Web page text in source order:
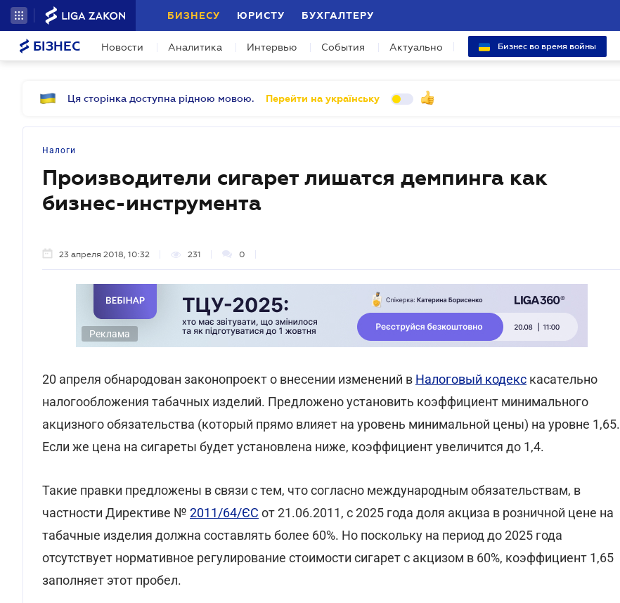
БИЗНЕСУ ЮРИСТУ БУХГАЛТЕРУ
БІЗНЕС Новости Аналитика Интервью События Актуально Бизнес во время войны
Ця сторінка доступна рідною мовою. Перейти на українську
Налоги
Производители сигарет лишатся демпинга как
бизнес-инструмента
23 апреля 2018, 10:32 231 0
Реклама
20 апреля обнародован законопроект о внесении изменений в Налоговый кодекс касательно
налогообложения табачных изделий. Предложено установить коэффициент минимального
акцизного обязательства (который прямо влияет на уровень минимальной цены) на уровне 1,65.
Если же цена на сигареты будет установлена ниже, коэффициент увеличится до 1,4.
Такие правки предложены в связи с тем, что согласно международным обязательствам, в
частности Директиве № 2011/64/ЄС от 21.06.2011, с 2025 года доля акциза в розничной цене на
табачные изделия должна составлять более 60%. Но поскольку на период до 2025 года
отсутствует нормативное регулирование стоимости сигарет с акцизом в 60%, коэффициент 1,65
заполняет этот пробел.